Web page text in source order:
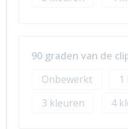
90 graden van de
Onbewerkt
1
3
4